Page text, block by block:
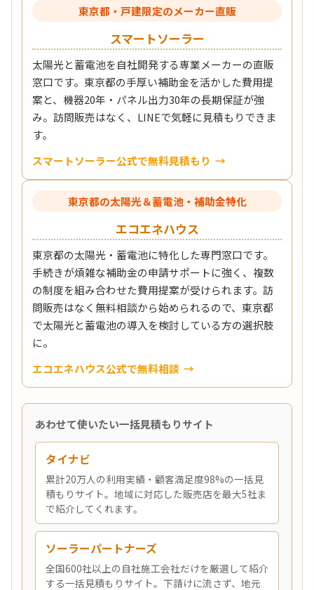
東京都・戸建限定のメーカー直販
スマートソーラー
太陽光と蓄電池を自社開発する専業メーカーの直販
窓口です。東京都の手厚い補助金を活かした費用提
案と、機器20年・パネル出力30年の長期保証が強
み。訪問販売はなく、LINEで気軽に見積もりできま
す。
スマートソーラー公式で無料見積もり
東京都の太陽光＆蓄電池・補助金特化
エコエネハウス
東京都の太陽光・蓄電池に特化した専門窓口です。
手続きが煩雑な補助金の申請サポートに強く、複数
の制度を組み合わせた費用提案が受けられます。訪
問販売はなく無料相談から始められるので、東京都
で太陽光と蓄電池の導入を検討している方の選択肢
に。
エコエネハウス公式で無料相談
あわせて使いたい一括見積もりサイト
タイナビ
累計20万人の利用実績・顧客満足度98%の一括見
積もりサイト。地域に対応した販売店を最大5社ま
で紹介してくれます。
ソーラーパートナーズ
全国600社以上の自社施工会社だけを厳選して紹介
する一括見積もりサイト。下請けに流さず、地元